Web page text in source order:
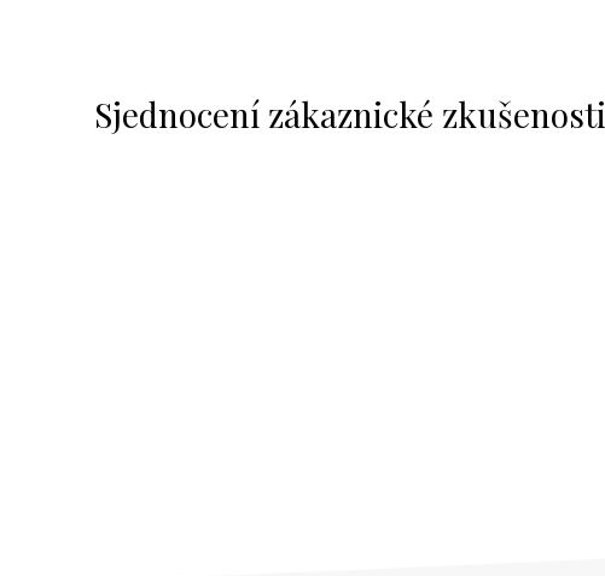
Sjednocení zákaznické zkušenosti